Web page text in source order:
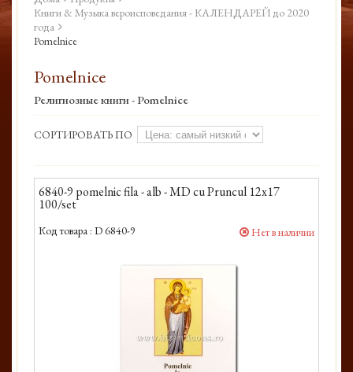
Книги & Музыка вероисповедания - КАЛЕНДАРЕЙ до 2020
года
Pomelnice
Pomelnice
Религиозные книги - Pomelnice
СОРТИРОВАТЬ ПО
6840-9 pomelnic fila - alb - MD cu Pruncul 12x17
100/set
Код товара : D 6840-9 Нет в наличии